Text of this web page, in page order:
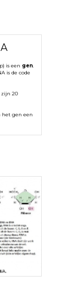
is een gen
is de code
zijn 20
het gen een